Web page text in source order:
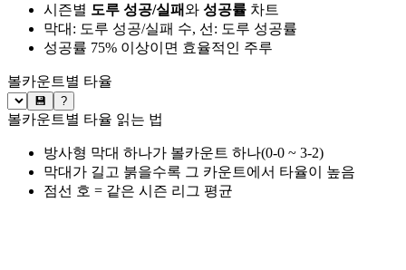
시즌별 도루 성공/실패와 성공률 차트
막대: 도루 성공/실패 수, 선: 도루 성공률
성공률 75% 이상이면 효율적인 주루
볼카운트별 타율
💾 ?
볼카운트별 타율 읽는 법
방사형 막대 하나가 볼카운트 하나(0-0 ~ 3-2)
막대가 길고 붉을수록 그 카운트에서 타율이 높음
점선 호 = 같은 시즌 리그 평균